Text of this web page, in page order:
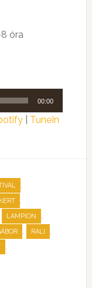
óra
00:00
| TuneIn
,
,
LAMPION ,
, RALI ,
,